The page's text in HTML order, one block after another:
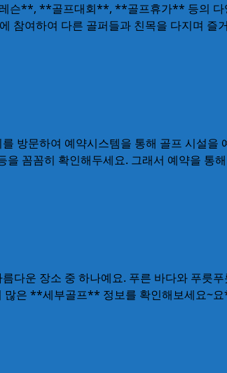
슨**, **골프대회**, **골프휴가** 등의 다
참여하여 다른 골퍼들과 친목을 다지며
방문하여 예약시스템을 통해 골프 시설을
꼼꼼히 확인해두세요. 그래서 예약을 통
운 장소 중 하나예요. 푸른 바다와 푸릇
많은 **세부골프** 정보를 확인해보세요~